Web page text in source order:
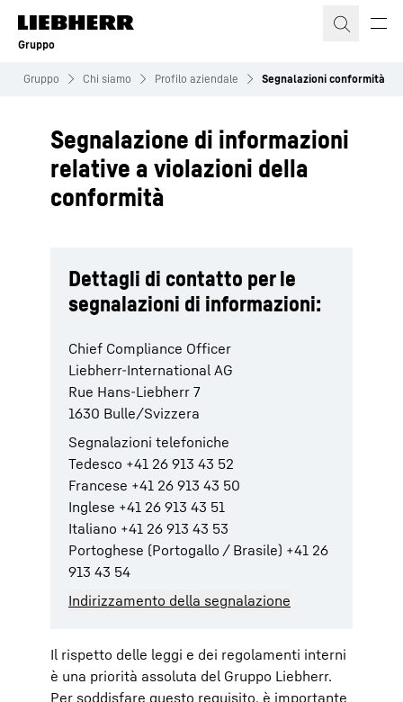
Gruppo
Gruppo Chi siamo Profilo aziendale Segnalazioni conformità
Segnalazione di informazioni
relative a violazioni della
conformità
Dettagli di contatto per le
segnalazioni di informazioni:
Chief Compliance Officer
Liebherr-International AG
Rue Hans-Liebherr 7
1630 Bulle/Svizzera
Segnalazioni telefoniche
Tedesco +41 26 913 43 52
Francese +41 26 913 43 50
Inglese +41 26 913 43 51
Italiano +41 26 913 43 53
Portoghese (Portogallo / Brasile) +41 26
913 43 54
Indirizzamento della segnalazione
Il rispetto delle leggi e dei regolamenti interni
è una priorità assoluta del Gruppo Liebherr.
Per soddisfare questo requisito, è importante